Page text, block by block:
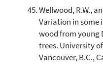
Wellwood, R.W.,
Variation in
wood from young
trees. University
Vancouver, B.C.,